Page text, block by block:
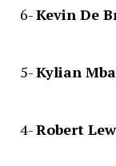
6-Kevin De
5-Kylian
4-Robert